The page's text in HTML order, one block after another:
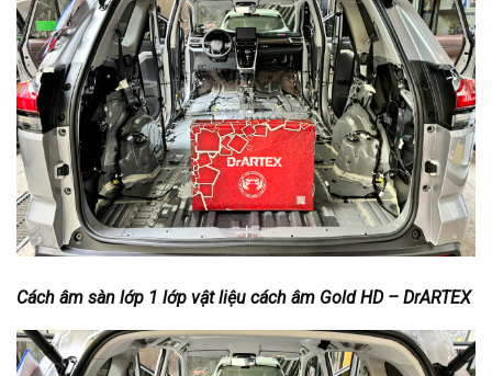
Cách âm sàn lớp 1 lớp vật liệu cách âm Gold HD – DrARTEX